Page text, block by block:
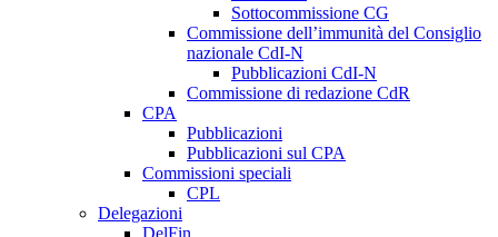
Sottocommissione CG
Commissione dell’immunità del Consiglio
nazionale CdI-N
Pubblicazioni CdI-N
Commissione di redazione CdR
CPA
Pubblicazioni
Pubblicazioni sul CPA
Commissioni speciali
CPL
Delegazioni